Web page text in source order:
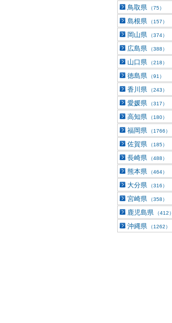
鳥取県 （75）
島根県 （157）
岡山県 （374）
広島県 （388）
山口県 （218）
徳島県 （91）
香川県 （243）
愛媛県 （317）
高知県 （180）
福岡県 （1766）
佐賀県 （185）
長崎県 （488）
熊本県 （464）
大分県 （316）
宮崎県 （358）
鹿児島県 （412）
沖縄県 （1262）